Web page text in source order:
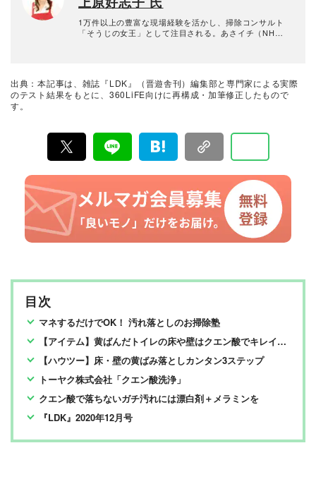
て見つけた「本当に良いもの」と「お役立ち情報」を厳
選してあなたにお届け。編集長・高橋咲彩を中心に、11
名以上の編集体制で日々の検証・記事制作を行っていま
1万件以上の豊富な現場経験を活かし、掃除コンサルト
「そうじの女王」として注目される。あさイチ（NH
ンストラクター、BSショップチャンネルで商品ガイドも
務めた。夢を叶える片づけ力と幸運を引き寄せる掃除力
出典：本記事は、雑誌『LDK』（晋遊舎刊）編集部と専門家による実際
のテスト結果をもとに、360LiFE向けに再構成・加筆修正したもので
す。
目次
マネするだけでOK！ 汚れ落としのお掃除塾
【アイテム】黄ばんだトイレの床や壁はクエン酸でキレイに！
【ハウツー】床・壁の黄ばみ落としカンタン3ステップ
トーヤク株式会社「クエン酸洗浄」
クエン酸で落ちないガチ汚れには漂白剤＋メラミンを
『LDK』2020年12月号